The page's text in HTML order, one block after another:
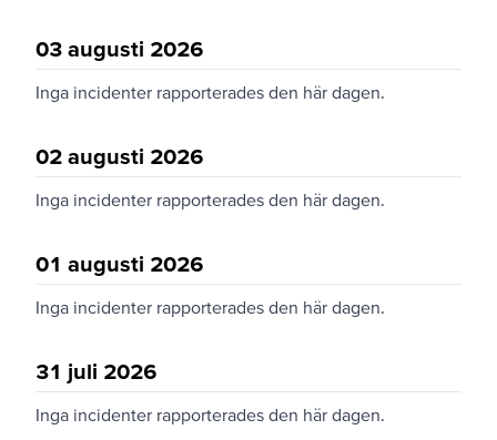
03 augusti 2026
Inga incidenter rapporterades den här dagen.
02 augusti 2026
Inga incidenter rapporterades den här dagen.
01 augusti 2026
Inga incidenter rapporterades den här dagen.
31 juli 2026
Inga incidenter rapporterades den här dagen.